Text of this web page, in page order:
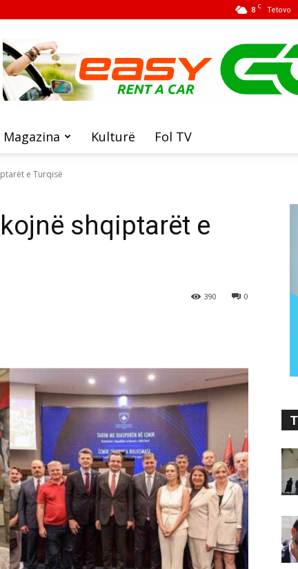
8 C Tetovo
Magazina Kulturë Fol TV
e Turqisë
shqiptarët e
0
390